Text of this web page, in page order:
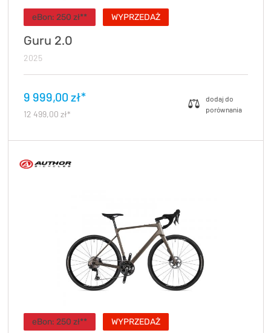
eBon: 250 zł** WYPRZEDAŻ
Guru 2.0
2025
9 999,00 zł*
12 499,00 zł*
eBon: 250 zł** WYPRZEDAŻ